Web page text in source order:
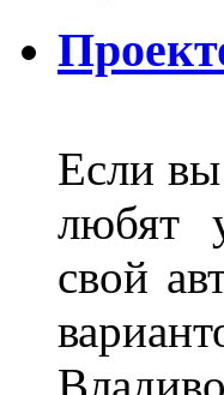
Если вы
любят
свой